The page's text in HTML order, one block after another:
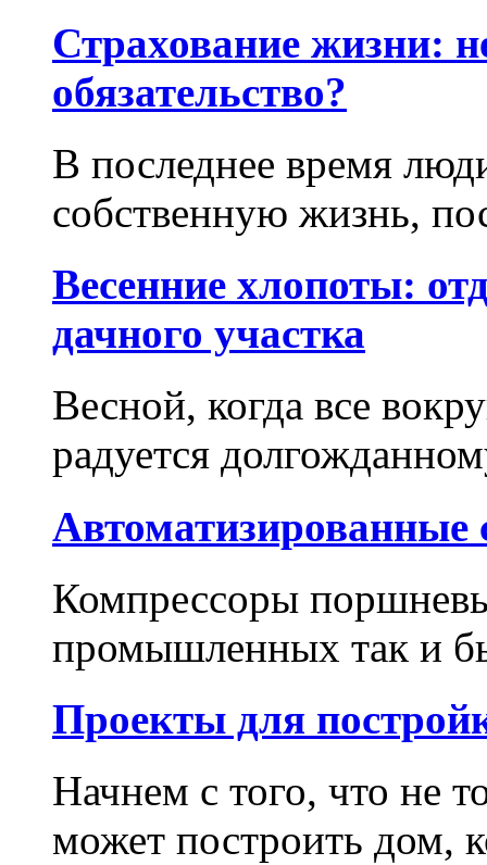
Страхование жизни:
обязательство?
В последнее время
собственную жизнь,
Весенние хлопоты:
дачного участка
Весной, когда все
радуется
Автоматизированные
Компрессоры
промышленных так и
Проекты для
Начнем с того, что не
может построить дом,